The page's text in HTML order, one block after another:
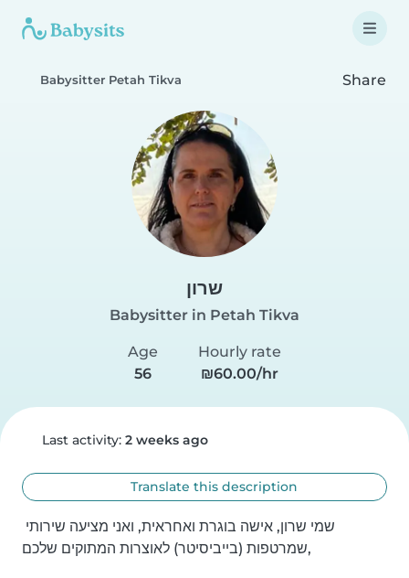
Babysitter Petah Tikva Share
שרון
Babysitter in Petah Tikva
Age
56
Hourly rate
₪60.00/hr
Last activity: 2 weeks ago
Translate this description
שמרטפות (בייביסיטר) לאוצרות המתוקים שלכם,